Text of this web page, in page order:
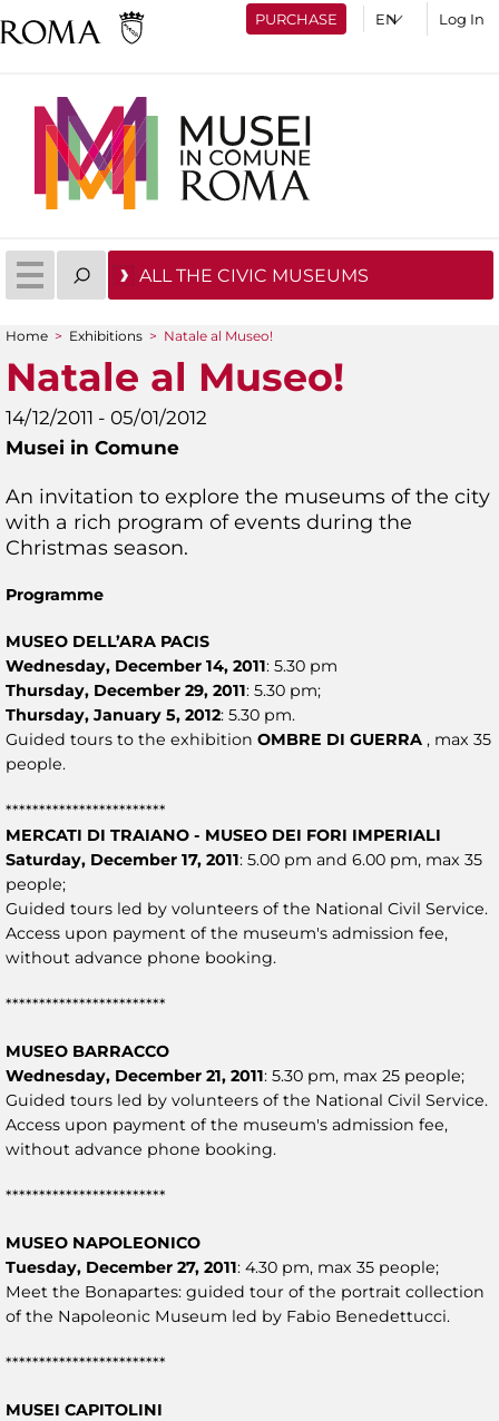
PURCHASE Log In
ALL THE CIVIC MUSEUMS
You are here
Home > Exhibitions > Natale al Museo!
Natale al Museo!
14/12/2011 - 05/01/2012
Musei in Comune
An invitation to explore the museums of the city
with a rich program of events during the
Christmas season.
Programme
MUSEO DELL’ARA PACIS
Wednesday, December 14, 2011: 5.30 pm
Thursday, December 29, 2011: 5.30 pm;
Thursday, January 5, 2012: 5.30 pm.
Guided tours to the exhibition OMBRE DI GUERRA , max 35
people.
************************
MERCATI DI TRAIANO - MUSEO DEI FORI IMPERIALI
Saturday, December 17, 2011: 5.00 pm and 6.00 pm, max 35
people;
Guided tours led by volunteers of the National Civil Service.
Access upon payment of the museum's admission fee,
without advance phone booking.
************************
MUSEO BARRACCO
Wednesday, December 21, 2011: 5.30 pm, max 25 people;
Guided tours led by volunteers of the National Civil Service.
Access upon payment of the museum's admission fee,
without advance phone booking.
************************
MUSEO NAPOLEONICO
Tuesday, December 27, 2011: 4.30 pm, max 35 people;
Meet the Bonapartes: guided tour of the portrait collection
of the Napoleonic Museum led by Fabio Benedettucci.
************************
MUSEI CAPITOLINI